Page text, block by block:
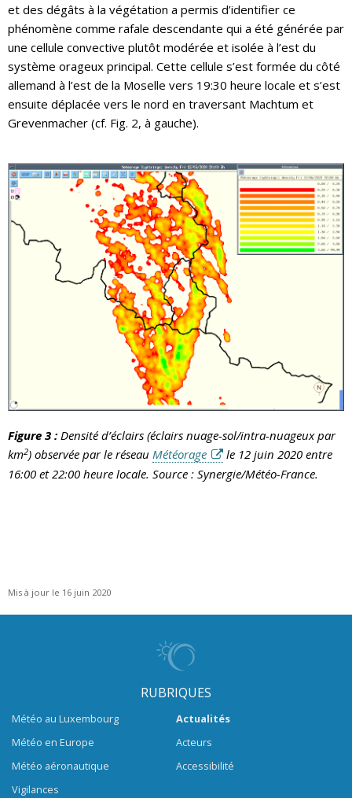
et des dégâts à la végétation a permis d’identifier ce
phénomène comme rafale descendante qui a été générée par
une cellule convective plutôt modérée et isolée à l’est du
système orageux principal. Cette cellule s’est formée du côté
allemand à l’est de la Moselle vers 19:30 heure locale et s’est
ensuite déplacée vers le nord en traversant Machtum et
Grevenmacher (cf. Fig. 2, à gauche).
Figure 3 : Densité d’éclairs (éclairs nuage-sol/intra-nuageux par
km2) observée par le réseau Météorage
le 12 juin 2020 entre
16:00 et 22:00 heure locale. Source : Synergie/Météo-France.
Mis à jour le 16 juin 2020
RUBRIQUES
Météo au Luxembourg
Météo en Europe
Météo aéronautique
Vigilances
Actualités
Acteurs
Accessibilité